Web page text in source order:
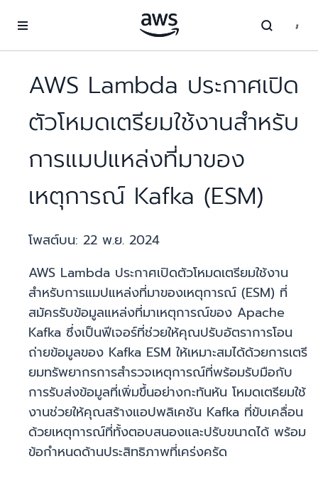
AWS Lambda ประกาศเปิด
ตัวโหมดเตรียมใช้งานสำหรับ
การแมปแหล่งที่มาของ
เหตุการณ์ Kafka (ESM)
โพสต์บน: 22 พ.ย. 2024
AWS Lambda ประกาศเปิดตัวโหมดเตรียมใช้งาน
สำหรับการแมปแหล่งที่มาของเหตุการณ์ (ESM) ที่
สมัครรับข้อมูลแหล่งที่มาเหตุการณ์ของ Apache
Kafka ซึ่งเป็นฟีเจอร์ที่ช่วยให้คุณปรับอัตราการโอน
ถ่ายข้อมูลของ Kafka ESM ให้เหมาะสมได้ด้วยการเตรี
ยมทรัพยากรการสำรวจเหตุการณ์ที่พร้อมรับมือกับ
การรับส่งข้อมูลที่เพิ่มขึ้นอย่างกะทันหัน โหมดเตรียมใช้
งานช่วยให้คุณสร้างแอปพลิเคชัน Kafka ที่ขับเคลื่อน
ด้วยเหตุการณ์ที่ทั้งตอบสนองและปรับขนาดได้ พร้อม
ข้อกำหนดด้านประสิทธิภาพที่เคร่งครัด